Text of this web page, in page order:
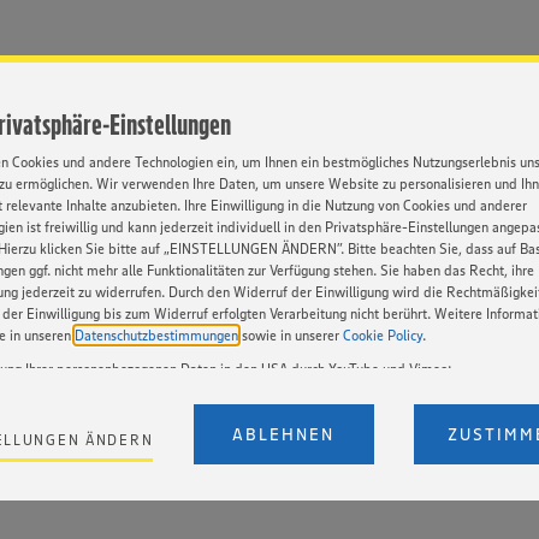
Einstellungen
Cookies und andere Technologien ein, um Ihnen ein bestmögliches Nutzungserlebnis
ermöglichen. Wir verwenden Ihre Daten, um unsere Website zu personalisieren und
relevante Inhalte anzubieten. Ihre Einwilligung in die Nutzung von Cookies und anderer
ist freiwillig und kann jederzeit individuell in den Privatsphäre-Einstellungen
klicken Sie bitte auf „EINSTELLUNGEN ÄNDERN”. Bitte beachten Sie, dass auf
ggf. nicht mehr alle Funktionalitäten zur Verfügung stehen. Sie haben das Recht, ihre
jederzeit zu widerrufen. Durch den Widerruf der Einwilligung wird die
Einwilligung bis zum Widerruf erfolgten Verarbeitung nicht berührt. Weitere
in unseren Datenschutzbestimmungen sowie in unserer Cookie Policy.
Ihrer personenbezogenen Daten in den USA durch YouTube und Vimeo:
auf unserer Webseite Videos von YouTube und Vimeo ein. Wenn Sie auf „Zustimmen”
a) DSGVO ein, dass Ihre Daten (IP-Adresse, Zeitstempel, ggf. Nutzerverhalten auf unserer
an die Anbieter der Dienste YouTube und Vimeo in den USA übermittelt und dort
ÄNDERN ABLEHNEN
Wir investieren intensiv in die Aus- und Weiterbildung unserer
wir wissen aus Erfahrung, unser Erfolg ruht auf den Schultern
geschulter und zufriedener Mitarbeitenden, die sich für das
sie lieben.
Dabei können unsere Mitarbeitenden, wie auch unsere
Kaufleute jederzeit auf uns als kompetenten Partner und
vertrauen. Es sind die gemeinsamen Werte, die uns verbinden
stabile wirtschaftliche und gesellschaftliche Strukturen
integer mit Dritten zu handeln und die regionale Wirtschaft
sozialen Zusammenhalt zu stärken.